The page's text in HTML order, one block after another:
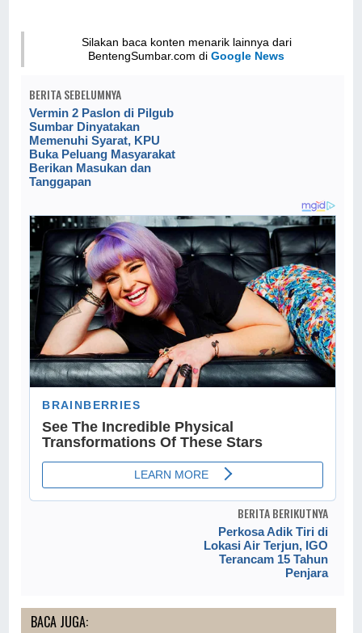
Silakan baca konten menarik lainnya dari
BentengSumbar.com diGoogle News
BERITA SEBELUMNYA
Vermin 2 Paslon di Pilgub
Sumbar Dinyatakan
Memenuhi Syarat, KPU
Buka Peluang Masyarakat
Berikan Masukan dan
Tanggapan
BERITA BERIKUTNYA
Perkosa Adik Tiri di
Lokasi Air Terjun, IGO
Terancam 15 Tahun
Penjara
BACA JUGA: